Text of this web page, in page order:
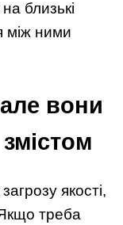
близькі
між ними
вони
якості,
треба